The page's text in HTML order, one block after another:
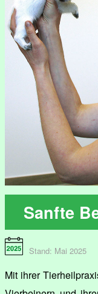
Sanfte
Stand: Mai 2025
Mit ihrer